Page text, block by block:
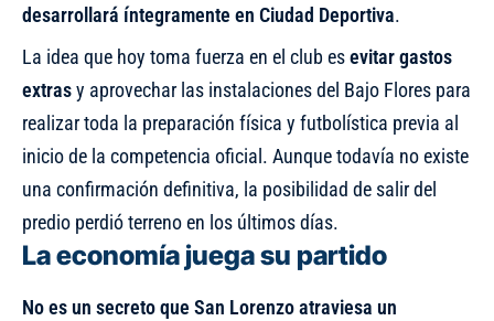
desarrollará íntegramente en Ciudad Deportiva.
La idea que hoy toma fuerza en el club esevitar gastos
extrasy aprovechar las instalaciones del Bajo Flores para
realizar toda la preparación física y futbolística previa al
inicio de la competencia oficial. Aunque todavía no existe
una confirmación definitiva, la posibilidad de salir del
predio perdió terreno en los últimos días.
La economía juega su partido
No es un secreto que San Lorenzo atraviesa un